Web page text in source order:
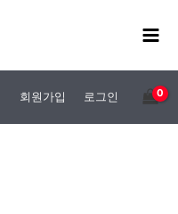
회원가입 로그인